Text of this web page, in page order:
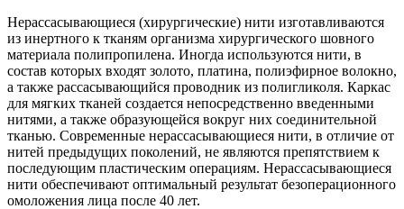
Нерассасывающиеся (хирургические) нити изготавливаются
из инертного к тканям организма хирургического шовного
материала полипропилена. Иногда используются нити, в
состав которых входят золото, платина, полиэфирное волокно,
а также рассасывающийся проводник из полигликоля. Каркас
для мягких тканей создается непосредственно введенными
нитями, а также образующейся вокруг них соединительной
тканью. Современные нерассасывающиеся нити, в отличие от
нитей предыдущих поколений, не являются препятствием к
последующим пластическим операциям. Нерассасывающиеся
нити обеспечивают оптимальный результат безоперационного
омоложения лица после 40 лет.